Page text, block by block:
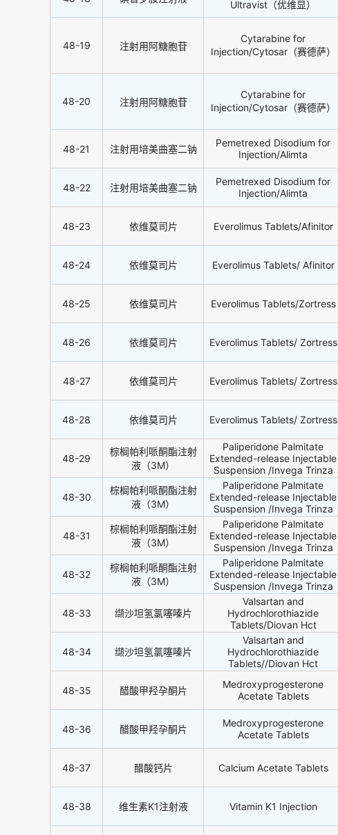
Ultravist（优维显）
48-19 注射用阿糖胞苷
Cytarabine for
Injection/Cytosar（赛德萨）
48-20 注射用阿糖胞苷
Cytarabine for
Injection/Cytosar（赛德萨）
48-21 注射用培美曲塞二钠
Pemetrexed Disodium for
Injection/Alimta
48-22 注射用培美曲塞二钠
Pemetrexed Disodium for
Injection/Alimta
48-23 依维莫司片 Everolimus Tablets/Afinitor
48-24 依维莫司片 Everolimus Tablets/ Afinitor
48-25 依维莫司片 Everolimus Tablets/Zortress
48-26 依维莫司片 Everolimus Tablets/ Zortress
48-27 依维莫司片 Everolimus Tablets/ Zortress
48-28 依维莫司片 Everolimus Tablets/ Zortress
48-29
棕榈帕利哌酮酯注射
液（3M）
Paliperidone Palmitate
Extended-release Injectable
Suspension /Invega Trinza
48-30
棕榈帕利哌酮酯注射
液（3M）
Paliperidone Palmitate
Extended-release Injectable
Suspension /Invega Trinza
48-31
棕榈帕利哌酮酯注射
液（3M）
Paliperidone Palmitate
Extended-release Injectable
Suspension /Invega Trinza
48-32
棕榈帕利哌酮酯注射
液（3M）
Paliperidone Palmitate
Extended-release Injectable
Suspension /Invega Trinza
48-33 缬沙坦氢氯噻嗪片
Valsartan and
Hydrochlorothiazide
Tablets/Diovan Hct
48-34 缬沙坦氢氯噻嗪片
Valsartan and
Hydrochlorothiazide
Tablets//Diovan Hct
48-35 醋酸甲羟孕酮片
Medroxyprogesterone
Acetate Tablets
48-36 醋酸甲羟孕酮片
Medroxyprogesterone
Acetate Tablets
48-37 醋酸钙片 Calcium Acetate Tablets
48-38 维生素K1注射液 Vitamin K1 Injection